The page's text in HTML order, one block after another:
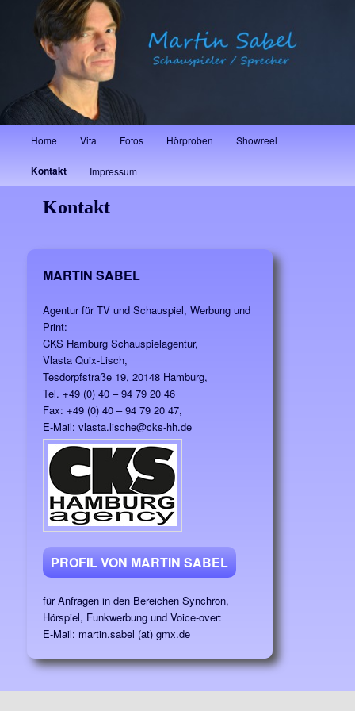
springenMartin Sabel
Home Vita Fotos Hörproben Showreel
Kontakt Impressum
Kontakt
MARTIN SABEL
Agentur für TV und Schauspiel, Werbung und
Print:
CKS Hamburg Schauspielagentur,
Vlasta Quix-Lisch,
Tesdorpfstraße 19, 20148 Hamburg,
Tel. +49 (0) 40 – 94 79 20 46
Fax: +49 (0) 40 – 94 79 20 47,
E-Mail: vlasta.lische@cks-hh.de
PROFIL VON MARTIN SABEL
für Anfragen in den Bereichen Synchron,
Hörspiel, Funkwerbung und Voice-over:
E-Mail: martin.sabel (at) gmx.de